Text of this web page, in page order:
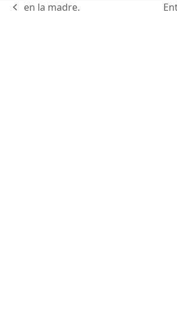
previous
en la madre.